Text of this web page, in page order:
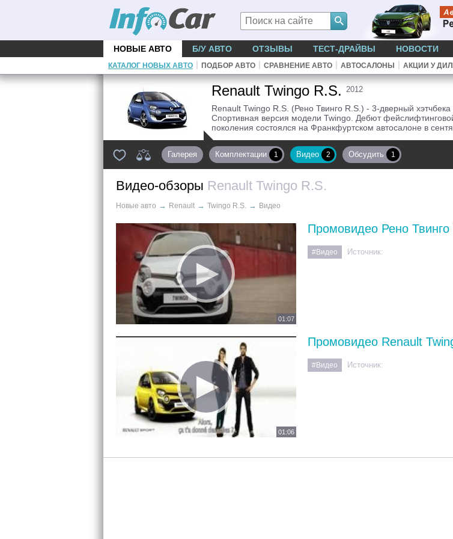
НОВЫЕ АВТО Б/У АВТО ОТЗЫВЫ ТЕСТ-ДРАЙВЫ НОВОСТИ
КАТАЛОГ НОВЫХ АВТО | ПОДБОР АВТО | СРАВНЕНИЕ АВТО | АВТОСАЛОНЫ | АКЦИИ У
Renault Twingo R.S. 2012
Renault Twingo R.S. (Рено Твинго R.S.) - 3-дверный хэтчбека
Спортивная версия модели Twingo. Дебют
поколения состоялся на Франкфуртском автосалоне в
Галерея Комплектации 1 Видео 2 Обсудить 1
Видео-обзоры Renault Twingo R.S.
Новые авто → Renault → Twingo R.S. → Видео
01:07
Промовидео Рено Твинго
#Видео Источник:
01:06
Промовидео Renault
#Видео Источник: